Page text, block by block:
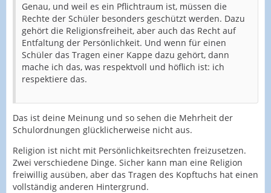
Genau, und weil es ein Pflichtraum ist, müssen die
Rechte der Schüler besonders geschützt werden. Dazu
gehört die Religionsfreiheit, aber auch das Recht auf
Entfaltung der Persönlichkeit. Und wenn für einen
Schüler das Tragen einer Kappe dazu gehört, dann
mache ich das, was respektvoll und höflich ist: ich
respektiere das.
Das ist deine Meinung und so sehen die Mehrheit der
Schulordnungen glücklicherweise nicht aus.
Religion ist nicht mit Persönlichkeitsrechten freizusetzen.
Zwei verschiedene Dinge. Sicher kann man eine Religion
freiwillig ausüben, aber das Tragen des Kopftuchs hat einen
vollständig anderen Hintergrund.